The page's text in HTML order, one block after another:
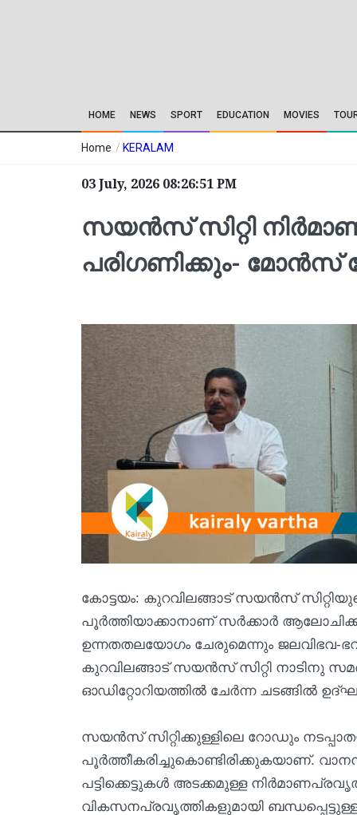
HOME NEWS SPORT EDUCATION MOVIES
Home / KERALAM
03 July, 2026 08:26:51 PM
സയൻസ് സിറ്റി
പരിഗണിക്കും-
കോട്ടയം: കുറവിലങ്ങാട് സയൻസ്
പൂർത്തിയാക്കാനാണ് സർക്കാർ
ഉന്നതതലയോഗം ചേരുമെന്നും
കുറവിലങ്ങാട് സയൻസ് സിറ്റി നാടിനു
ഓഡിറ്റോറിയത്തിൽ ചേർന്ന ചടങ്ങിൽ
സയൻസ് സിറ്റിക്കുള്ളിലെ റോഡും
പൂർത്തീകരിച്ചുകൊണ്ടിരിക്കുകയാണ്.
പട്ടിക്കെട്ടുകൾ അടക്കമുള്ള
വികസനപ്രവൃത്തികളുമായി